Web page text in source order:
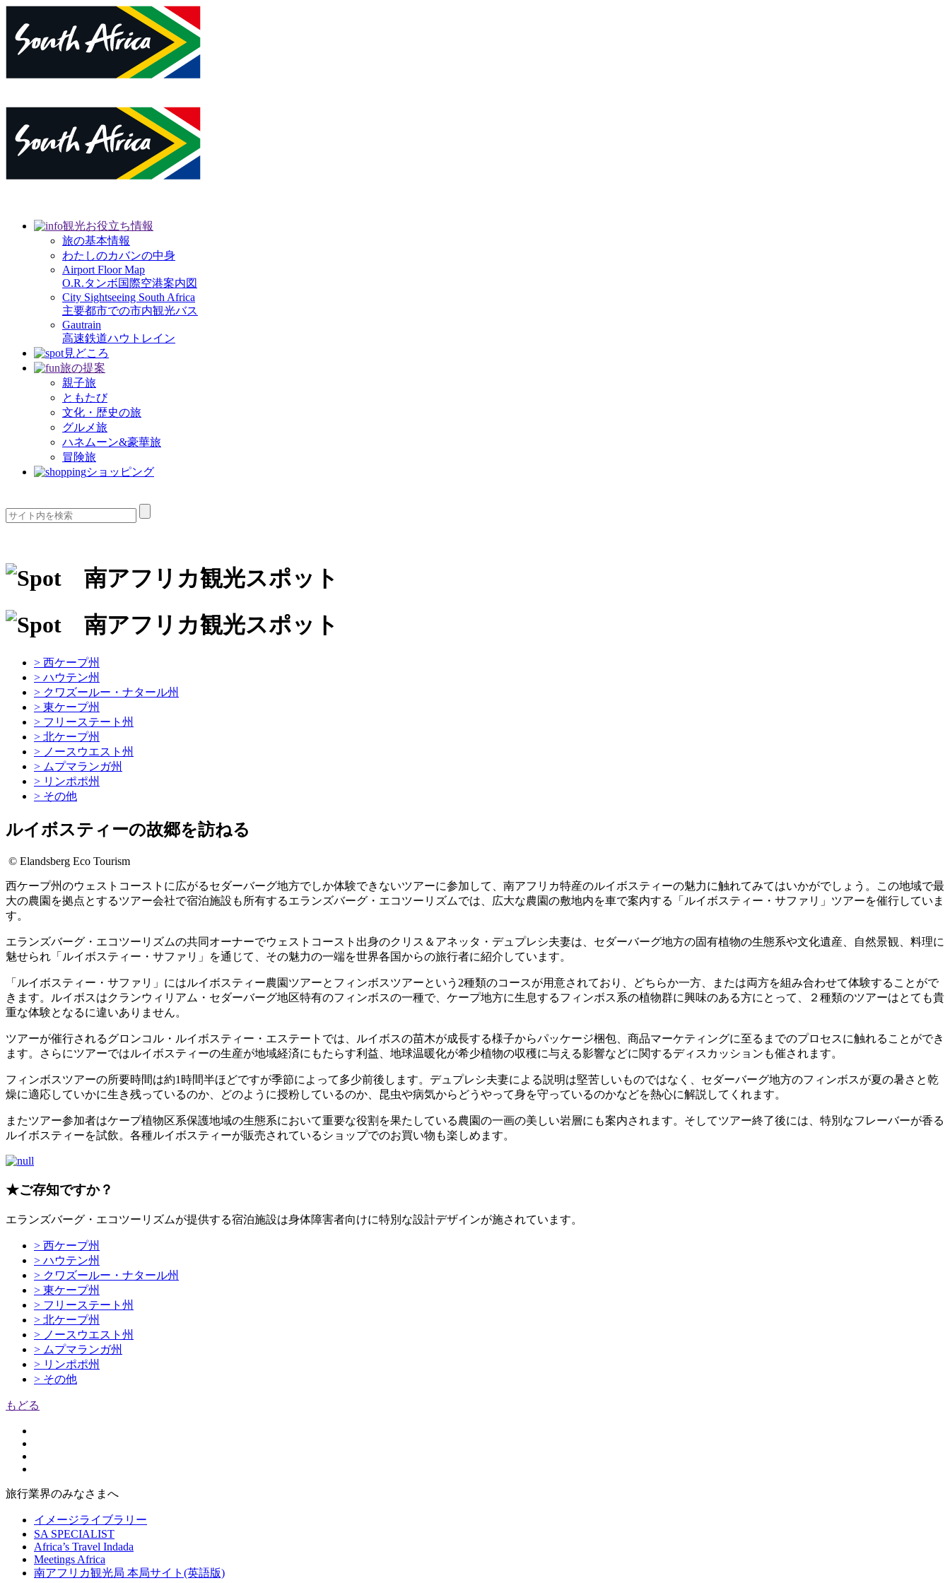
観光お役立ち情報
旅の基本情報
わたしのカバンの中身
Airport Floor Map
O.R.タンボ国際空港案内図
City Sightseeing South Africa
主要都市での市内観光バス
Gautrain
高速鉄道ハウトレイン
見どころ
旅の提案
親子旅
ともたび
文化・歴史の旅
グルメ旅
ハネムーン&豪華旅
冒険旅
ショッピング
> 西ケープ州
> ハウテン州
> クワズールー・ナタール州
> 東ケープ州
> フリーステート州
> 北ケープ州
> ノースウエスト州
> ムプマランガ州
> リンポポ州
> その他
ルイボスティーの故郷を訪ねる
© Elandsberg Eco Tourism
西ケープ州のウェストコーストに広がるセダーバーグ地方でしか体験できないツアーに参加して、南アフリカ特産のルイボスティーの魅力に触れてみてはいかがでしょう。この地域で最
大の農園を拠点とするツアー会社で宿泊施設も所有するエランズバーグ・エコツーリズムでは、広大な農園の敷地内を車で案内する「ルイボスティー・サファリ」ツアーを催行していま
す。
エランズバーグ・エコツーリズムの共同オーナーでウェストコースト出身のクリス＆アネッタ・デュプレシ夫妻は、セダーバーグ地方の固有植物の生態系や文化遺産、自然景観、料理に
魅せられ「ルイボスティー・サファリ」を通じて、その魅力の一端を世界各国からの旅行者に紹介しています。
「ルイボスティー・サファリ」にはルイボスティー農園ツアーとフィンボスツアーという2種類のコースが用意されており、どちらか一方、または両方を組み合わせて体験することがで
きます。ルイボスはクランウィリアム・セダーバーグ地区特有のフィンボスの一種で、ケープ地方に生息するフィンボス系の植物群に興味のある方にとって、２種類のツアーはとても貴
重な体験となるに違いありません。
ツアーが催行されるグロンコル・ルイボスティー・エステートでは、ルイボスの苗木が成長する様子からパッケージ梱包、商品マーケティングに至るまでのプロセスに触れることができ
ます。さらにツアーではルイボスティーの生産が地域経済にもたらす利益、地球温暖化が希少植物の収穫に与える影響などに関するディスカッションも催されます。
フィンボスツアーの所要時間は約1時間半ほどですが季節によって多少前後します。デュプレシ夫妻による説明は堅苦しいものではなく、セダーバーグ地方のフィンボスが夏の暑さと乾
燥に適応していかに生き残っているのか、どのように授粉しているのか、昆虫や病気からどうやって身を守っているのかなどを熱心に解説してくれます。
またツアー参加者はケープ植物区系保護地域の生態系において重要な役割を果たしている農園の一画の美しい岩層にも案内されます。そしてツアー終了後には、特別なフレーバーが香る
ルイボスティーを試飲。各種ルイボスティーが販売されているショップでのお買い物も楽しめます。
★ご存知ですか？
エランズバーグ・エコツーリズムが提供する宿泊施設は身体障害者向けに特別な設計デザインが施されています。
> 西ケープ州
> ハウテン州
> クワズールー・ナタール州
> 東ケープ州
> フリーステート州
> 北ケープ州
> ノースウエスト州
> ムプマランガ州
> リンポポ州
> その他
もどる
旅行業界のみなさまへ
イメージライブラリー
SA SPECIALIST
Africa’s Travel Indada
Meetings Africa
南アフリカ観光局 本局サイト(英語版)